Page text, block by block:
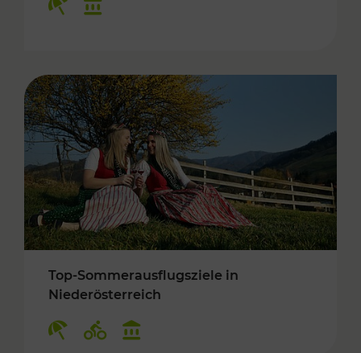
Top-Sommerausflugsziele in
Niederösterreich